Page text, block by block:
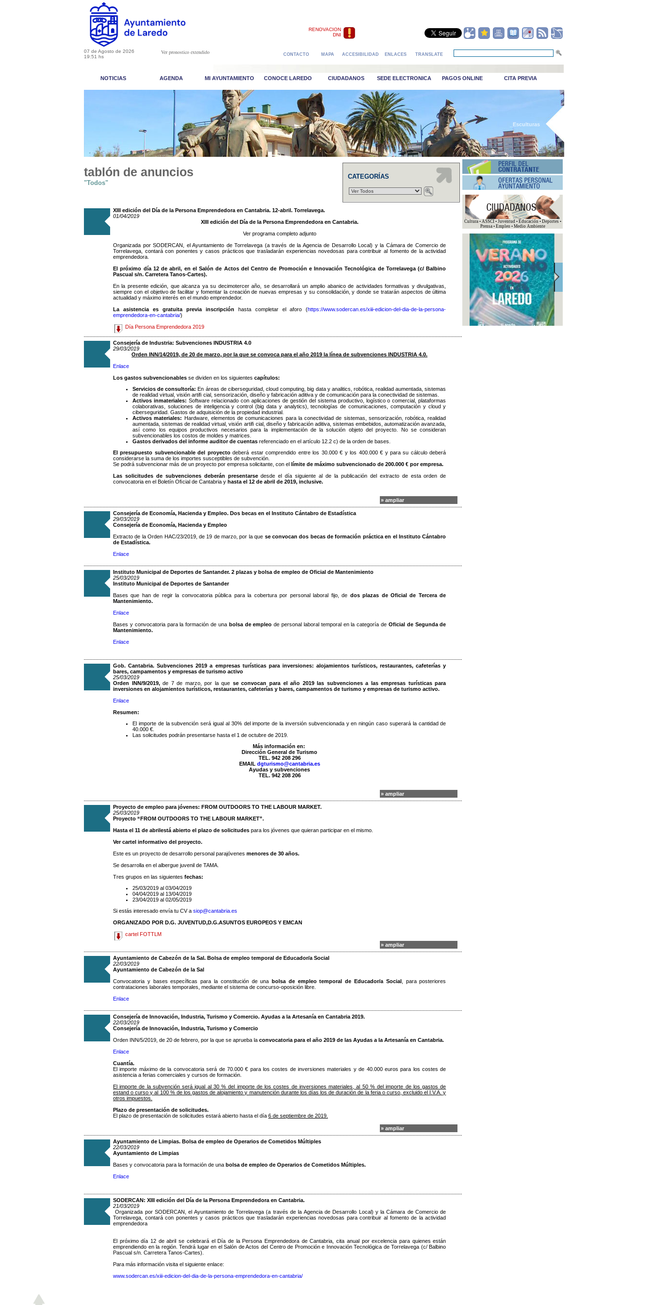
RENOVACION
DNI
07 de Agosto de 2026
19:51 hs
Ver pronostico extendido CONTACTO MAPA ACCESIBILIDAD ENLACES TRANSLATE
NOTICIAS AGENDA MI AYUNTAMIENTO CONOCE LAREDO CIUDADANOS SEDE ELECTRONICA PAGOS ONLINE CITA PREVIA
_Esculturas
tablón de anuncios
"Todos"
CATEGORÍAS
XIII edición del Día de la Persona Emprendedora en Cantabria. 12-abril. Torrelavega.
01/04/2019
XIII edición del Día de la Persona Emprendedora en Cantabria.
Ver programa completo adjunto
Organizada por SODERCAN, el Ayuntamiento de Torrelavega (a través de la Agencia de Desarrollo Local) y la Cámara de Comercio de
Torrelavega, contará con ponentes y casos prácticos que trasladarán experiencias novedosas para contribuir al fomento de la actividad
emprendedora.
El próximo día 12 de abril, en el Salón de Actos del Centro de Promoción e Innovación Tecnológica de Torrelavega (c/ Balbino
Pascual s/n. Carretera Tanos-Cartes).
En la presente edición, que alcanza ya su decimotercer año, se desarrollará un amplio abanico de actividades formativas y divulgativas,
siempre con el objetivo de facilitar y fomentar la creación de nuevas empresas y su consolidación, y donde se tratarán aspectos de última
actualidad y máximo interés en el mundo emprendedor.
La asistencia es gratuita previa inscripción hasta completar el aforo (https://www.sodercan.es/xiii-edicion-del-dia-de-la-persona-
emprendedora-en-cantabria/)
Día Persona Emprendedora 2019
Consejería de Industria: Subvenciones INDUSTRIA 4.0
29/03/2019
Orden INN/14/2019, de 20 de marzo, por la que se convoca para el año 2019 la línea de subvenciones INDUSTRIA 4.0.
Enlace
Los gastos subvencionables se dividen en los siguientes capítulos:
Servicios de consultoría: En áreas de ciberseguridad, cloud computing, big data y analitics, robótica, realidad aumentada, sistemas
de realidad virtual, visión artiﬁ cial, sensorización, diseño y fabricación aditiva y de comunicación para la conectividad de sistemas.
Activos inmateriales: Software relacionado con aplicaciones de gestión del sistema productivo, logístico o comercial, plataformas
colaborativas, soluciones de inteligencia y control (big data y analytics), tecnologías de comunicaciones, computación y cloud y
ciberseguridad. Gastos de adquisición de la propiedad industrial.
Activos materiales: Hardware, elementos de comunicaciones para la conectividad de sistemas, sensorización, robótica, realidad
aumentada, sistemas de realidad virtual, visión artiﬁ cial, diseño y fabricación aditiva, sistemas embebidos, automatización avanzada,
así como los equipos productivos necesarios para la implementación de la solución objeto del proyecto. No se consideran
subvencionables los costos de moldes y matrices.
Gastos derivados del informe auditor de cuentas referenciado en el artículo 12.2 c) de la orden de bases.
El presupuesto subvencionable del proyectodeberá estar comprendido entre los 30.000 € y los 400.000 € y para su cálculo deberá
considerarse la suma de los importes susceptibles de subvención.
Se podrá subvencionar más de un proyecto por empresa solicitante, con el límite de máximo subvencionado de 200.000 € por empresa.
Las solicitudes de subvenciones deberán presentarsedesde el día siguiente al de la publicación del extracto de esta orden de
convocatoria en el Boletín Oﬁcial de Cantabria y hasta el 12 de abril de 2019, inclusive.
» ampliar
Consejería de Economía, Hacienda y Empleo. Dos becas en el Instituto Cántabro de Estadística
29/03/2019
Consejería de Economía, Hacienda y Empleo
Extracto de la Orden HAC/23/2019, de 19 de marzo, por la que se convocan dos becas de formación práctica en el Instituto Cántabro
de Estadística.
Enlace
Instituto Municipal de Deportes de Santander. 2 plazas y bolsa de empleo de Oficial de Mantenimiento
25/03/2019
Instituto Municipal de Deportes de Santander
Bases que han de regir la convocatoria pública para la cobertura por personal laboral fijo, de dos plazas de Oficial de Tercera de
Mantenimiento.
Enlace
Bases y convocatoria para la formación de unabolsa de empleo de personal laboral temporal en la categoría de Oficial de Segunda de
Mantenimiento.
Enlace
Gob. Cantabria. Subvenciones 2019 a empresas turísticas para inversiones: alojamientos turísticos, restaurantes, cafeterías y
bares, campamentos y empresas de turismo activo
25/03/2019
Orden INN/9/2019,de 7 de marzo, por la que se convocan para el año 2019 las subvenciones a las empresas turísticas para
inversiones en alojamientos turísticos, restaurantes, cafeterías y bares, campamentos de turismo y empresas de turismo activo.
Enlace
Resumen:
El importe de la subvención será igual al 30% del importe de la inversión subvencionada y en ningún caso superará la cantidad de
40.000 €.
Las solicitudes podrán presentarse hasta el 1 de octubre de 2019.
Más información en:
Dirección General de Turismo
TEL. 942 208 296
EMAIL dgturismo@cantabria.es
Ayudas y subvenciones
TEL. 942 208 206
» ampliar
Proyecto de empleo para jóvenes: FROM OUTDOORS TO THE LABOUR MARKET.
25/03/2019
Proyecto “FROM OUTDOORS TO THE LABOUR MARKET”.
Hasta el 11 de abrilestá abierto el plazo de solicitudes para los jóvenes que quieran participar en el mismo.
Ver cartel informativo del proyecto.
Este es un proyecto de desarrollo personal parajóvenes menores de 30 años.
Se desarrolla en el albergue juvenil de TAMA.
Tres grupos en las siguientes fechas:
25/03/2019 al 03/04/2019
04/04/2019 al 13/04/2019
23/04/2019 al 02/05/2019
Si estás interesado envía tu CV a siop@cantabria.es
ORGANIZADO POR D.G. JUVENTUD,D.G.ASUNTOS EUROPEOS Y EMCAN
cartel FOTTLM
» ampliar
Ayuntamiento de Cabezón de la Sal. Bolsa de empleo temporal de Educador/a Social
22/03/2019
Ayuntamiento de Cabezón de la Sal
Convocatoria y bases específicas para la constitución de unabolsa de empleo temporal de Educador/a Social, para posteriores
contrataciones laborales temporales, mediante el sistema de concurso-oposición libre.
Enlace
Consejería de Innovación, Industria, Turismo y Comercio. Ayudas a la Artesanía en Cantabria 2019.
22/03/2019
Consejería de Innovación, Industria, Turismo y Comercio
Orden INN/5/2019, de 20 de febrero, por la que se aprueba la convocatoria para el año 2019 de las Ayudas a la Artesanía en Cantabria.
Enlace
Cuantía.
El importe máximo de la convocatoria será de 70.000 € para los costes de inversiones materiales y de 40.000 euros para los costes de
asistencia a ferias comerciales y cursos de formación.
El importe de la subvención será igual al 30 % del importe de los costes de inversiones materiales, al 50 % del importe de los gastos de
estand o curso y al 100 % de los gastos de alojamiento y manutención durante los días los de duración de la feria o curso, excluido el I.V.A. y
otros impuestos.
Plazo de presentación de solicitudes.
El plazo de presentación de solicitudes estará abierto hasta el día 6 de septiembre de 2019.
» ampliar
Ayuntamiento de Limpias. Bolsa de empleo de Operarios de Cometidos Múltiples
22/03/2019
Ayuntamiento de Limpias
Bases y convocatoria para la formación de una bolsa de empleo de Operarios de Cometidos Múltiples.
Enlace
SODERCAN: XIII edición del Día de la Persona Emprendedora en Cantabria.
21/03/2019
Organizada por SODERCAN, el Ayuntamiento de Torrelavega (a través de la Agencia de Desarrollo Local) y la Cámara de Comercio de
Torrelavega, contará con ponentes y casos prácticos que trasladarán experiencias novedosas para contribuir al fomento de la actividad
emprendedora
El próximo día 12 de abril se celebrará el Día de la Persona Emprendedora de Cantabria, cita anual por excelencia para quienes están
emprendiendo en la región. Tendrá lugar en el Salón de Actos del Centro de Promoción e Innovación Tecnológica de Torrelavega (c/ Balbino
Pascual s/n. Carretera Tanos-Cartes).
Para más información visita el siguiente enlace:
www.sodercan.es/xiii-edicion-del-dia-de-la-persona-emprendedora-en-cantabria/
Cultura • ASSCI • Juventud • Educación • Deportes •
Prensa • Empleo • Medio Ambiente